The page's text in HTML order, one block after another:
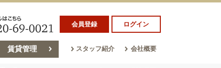
会員登録 ログイン
賃貸管理 スタッフ紹介 会社概要